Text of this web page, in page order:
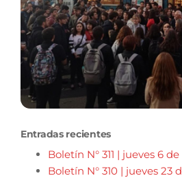
Entradas recientes
Boletín N° 311 | jueves 6
Boletín N° 310 | jueves 23